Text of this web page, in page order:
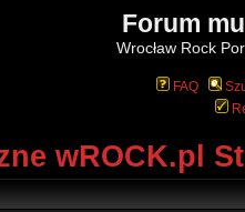
Forum
Wrocław Rock
FAQ
wROCK.pl